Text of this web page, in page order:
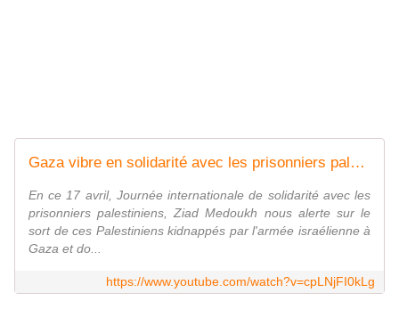
Gaza vibre en solidarité avec les prisonniers palestiniens
En ce 17 avril, Journée internationale de solidarité avec les
prisonniers palestiniens, Ziad Medoukh nous alerte sur le
sort de ces Palestiniens kidnappés par l'armée israélienne à
Gaza et do...
https://www.youtube.com/watch?v=cpLNjFI0kLg